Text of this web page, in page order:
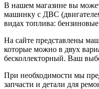
В нашем магазине вы
машинку с ДВС
видах топлива:
На сайте представлены
которые можно в двух
бесколлекторный. Ваш
При необходимости мы
запчасти и детали для